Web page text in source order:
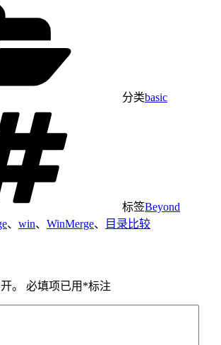
分类basic
标签Beyond
、 win、 WinMerge、 目录比较
。 必填项已用 *标注